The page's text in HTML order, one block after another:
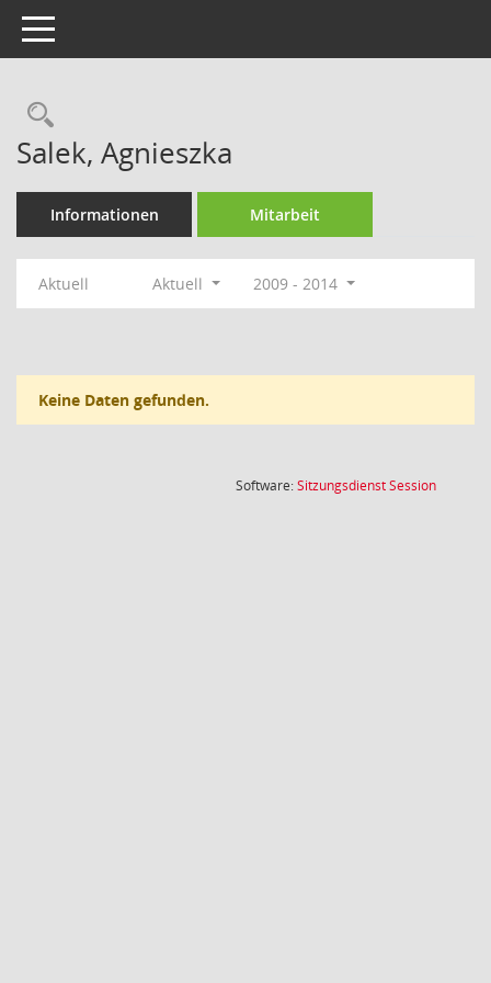
Toggle navigation
Rechercheauswahl
Salek, Agnieszka
Informationen Mitarbeit
Aktuell Aktuell 2009 - 2014
Keine Daten gefunden.
Software:SitzungsdienstSession(Wird in